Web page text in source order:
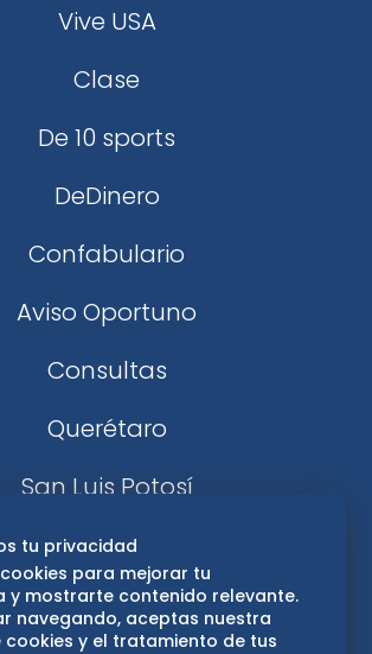
Vive USA
Clase
De 10 sports
DeDinero
Confabulario
Aviso Oportuno
Consultas
Querétaro
San Luis Potosí
Edomex
Consultas
tu privacidad
para mejorar tu
y mostrarte contenido relevante.
navegando, aceptas nuestra
y el tratamiento de tus